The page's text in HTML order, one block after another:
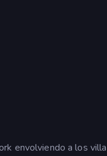
envolviendo a los